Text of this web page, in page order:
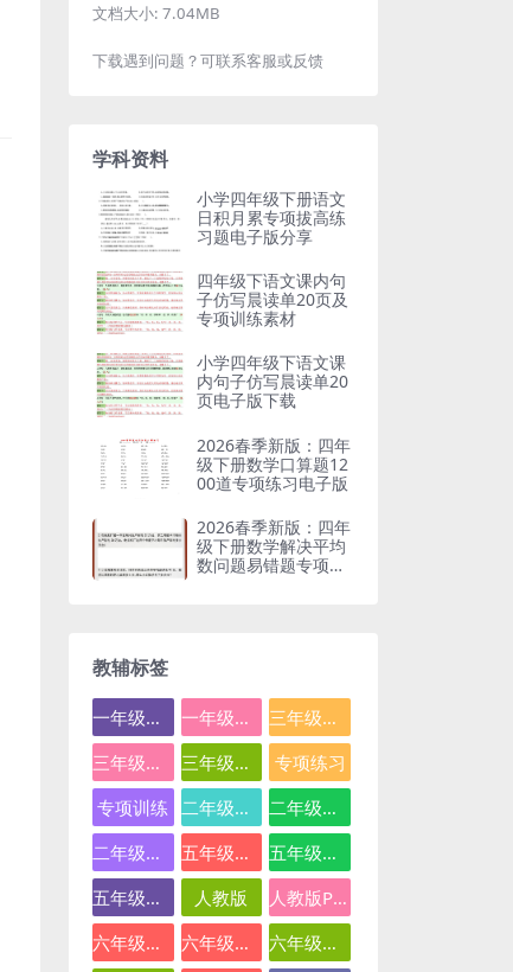
文档大小: 7.04MB
下载遇到问题？可联系客服或反馈
学科资料
小学四年级下册语文
日积月累专项拔高练
习题电子版分享
四年级下语文课内句
子仿写晨读单20页及
专项训练素材
小学四年级下语文课
内句子仿写晨读单20
页电子版下载
2026春季新版：四年
级下册数学口算题12
00道专项练习电子版
2026春季新版：四年
级下册数学解决平均
数问题易错题专项突
教辅标签
一年级数学 一年级语文
三年级数学
三年级英语
三年级语文
专项练习
专项训练
二年级下册数学
二年级数学
二年级语文
五年级数学
五年级英语
五年级语文
人教版
人教版PEP
六年级数学
六年级英语
六年级语文